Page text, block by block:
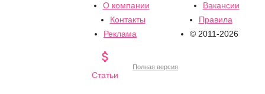
О компании
Вакансии
Контакты
Правила
Реклама
© 2011-2026

Статьи
Полная версия